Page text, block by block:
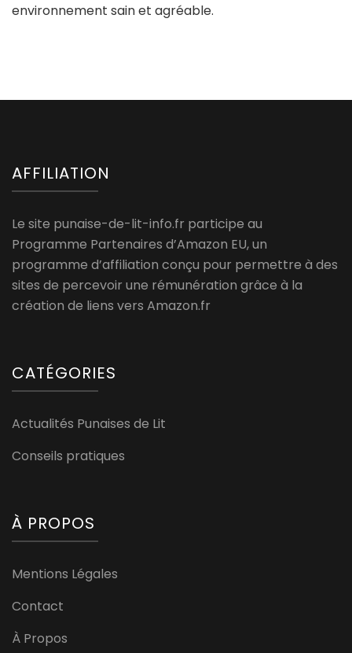
environnement sain et agréable.
AFFILIATION
Le site punaise-de-lit-info.fr participe au
Programme Partenaires d’Amazon EU, un
programme d’affiliation conçu pour permettre à des
sites de percevoir une rémunération grâce à la
création de liens vers Amazon.fr
CATÉGORIES
Actualités Punaises de Lit
Conseils pratiques
À PROPOS
Mentions Légales
Contact
À Propos